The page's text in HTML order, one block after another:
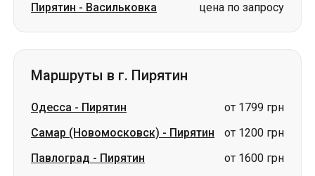
Пирятин - Васильковка цена по запросу
Маршруты в г. Пирятин
Одесса - Пирятин
от 1799 грн
Самар (Новомосковск) - Пирятин
от 1200 грн
Павлоград - Пирятин
от 1600 грн